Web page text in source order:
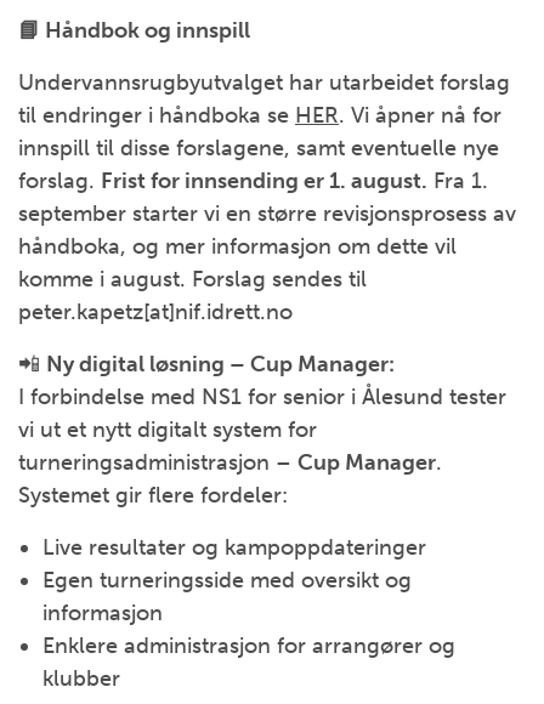
📘 Håndbok og innspill
Undervannsrugbyutvalget har utarbeidet forslag
til endringer i håndboka se HER. Vi åpner nå for
innspill til disse forslagene, samt eventuelle nye
forslag. Frist for innsending er 1. august. Fra 1.
september starter vi en større revisjonsprosess av
håndboka, og mer informasjon om dette vil
komme i august. Forslag sendes til
peter.kapetz[at]nif.idrett.no
📲 Ny digital løsning – Cup Manager:
I forbindelse med NS1 for senior i Ålesund tester
vi ut et nytt digitalt system for
turneringsadministrasjon – Cup Manager.
Systemet gir flere fordeler:
Live resultater og kampoppdateringer
Egen turneringsside med oversikt og
informasjon
Enklere administrasjon for arrangører og
klubber